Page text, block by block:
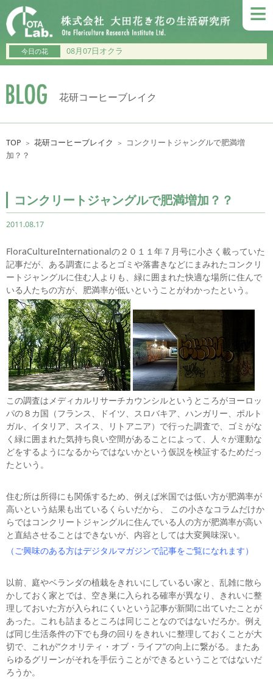
≡
今日の花 08月07日オクラ
花研コーヒーブレイク
TOP ＞ 花研コーヒーブレイク ＞
コンクリートジャングルで肥満増
加？？
コンクリートジャングルで肥満増加？？
2011.08.17
FloraCultureInternationalの２０１１年７月号に小さく載っていた
記事だが、ある調査によるとゴミや落書きなどにまみれたコンクリ
ートジャングルに住む人よりも、緑に囲まれた快適な場所に住んで
いる人たちの方が、肥満率が低いということがわかったという。
この調査はメディカルリサーチカウンシルというところがヨーロッ
パの８カ国（フランス、ドイツ、スロバキア、ハンガリー、ポルト
ガル、イタリア、スイス、リトアニア）で行った調査で、ゴミがな
く緑に囲まれた気持ち良い空間があることによって、人々が運動な
どをするようになるからではないかという仮説を検証するためだっ
たという。
住む所は所得にも関係するため、例えば米国では低い方が肥満率が
高いという結果も出ているくらいだから、 この小さなコラムだけか
らではコンクリートジャングルに住んでいる人の方が肥満率が高い
と直結させることはできないが、内容としては大変興味深い。
（ご興味のある方はデジタルマガジンで記事をご覧になれます）
以前、庭やベランダの植栽をきれいにしているい家と、乱雑に散ら
かしておく家とでは、空き巣に入られる確率が異なり、きれいに整
理しておいた方が入られにくいという記事が新聞に出ていたことが
あった。これも詰まるところは同じことなのではないだろか。例え
ば同じ生活条件の下でも身の回りをきれいに整理しておくことが大
切で、これが“クオリティ・オブ・ライフ”の向上に繋がる。またあ
らゆるグリーンがそれを手伝うことができるということではないだ
ろうか。